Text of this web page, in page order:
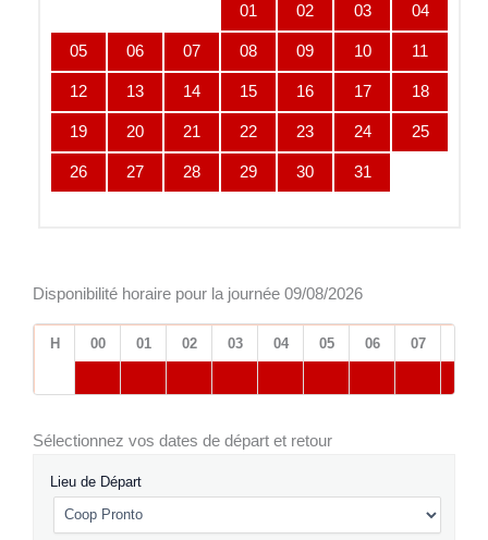
01 02 03 04
05 06 07 08 09 10 11
12 13 14 15 16 17 18
19 20 21 22 23 24 25
26 27 28 29 30 31
Disponibilité horaire pour la journée 09/08/2026
H 00 01 02 03 04 05 06 07
Sélectionnez vos dates de départ et retour
Lieu de Départ